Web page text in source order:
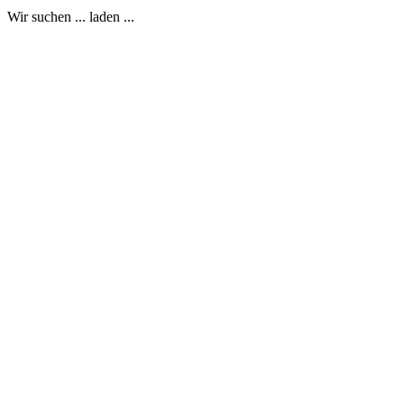
Wir suchen ... laden ...